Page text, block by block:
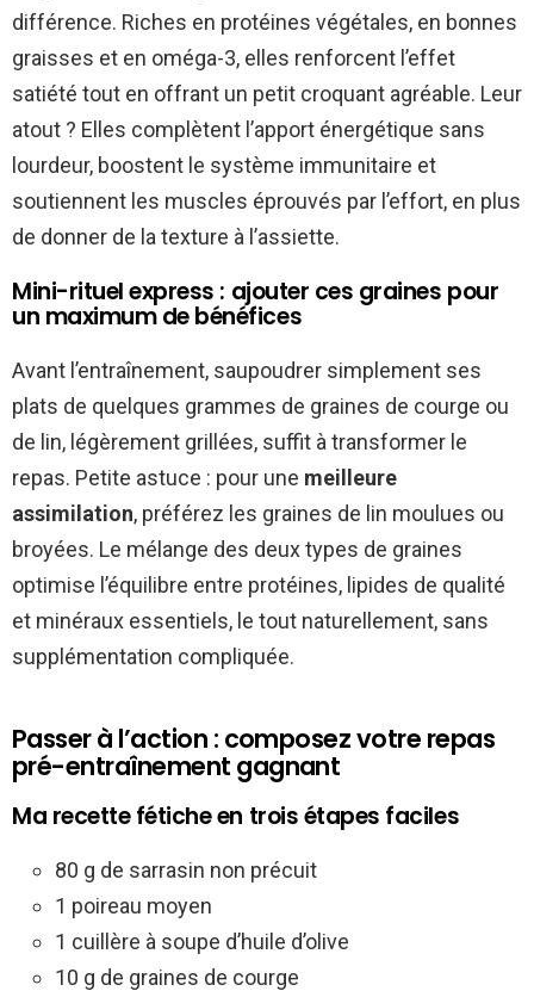
différence. Riches en protéines végétales, en bonnes
graisses et en oméga-3, elles renforcent l’effet
satiété tout en offrant un petit croquant agréable. Leur
atout ? Elles complètent l’apport énergétique sans
lourdeur, boostent le système immunitaire et
soutiennent les muscles éprouvés par l’effort, en plus
de donner de la texture à l’assiette.
Mini-rituel express : ajouter ces graines pour
un maximum de bénéfices
Avant l’entraînement, saupoudrer simplement ses
plats de quelques grammes de graines de courge ou
de lin, légèrement grillées, suffit à transformer le
repas. Petite astuce : pour une meilleure
assimilation, préférez les graines de lin moulues ou
broyées. Le mélange des deux types de graines
optimise l’équilibre entre protéines, lipides de qualité
et minéraux essentiels, le tout naturellement, sans
supplémentation compliquée.
Passer à l’action : composez votre repas
pré-entraînement gagnant
Ma recette fétiche en trois étapes faciles
80 g de sarrasin non précuit
1 poireau moyen
1 cuillère à soupe d’huile d’olive
10 g de graines de courge